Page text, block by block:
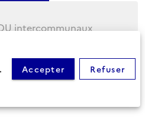
intercommunaux
pour afficher les
Accepter Refuser